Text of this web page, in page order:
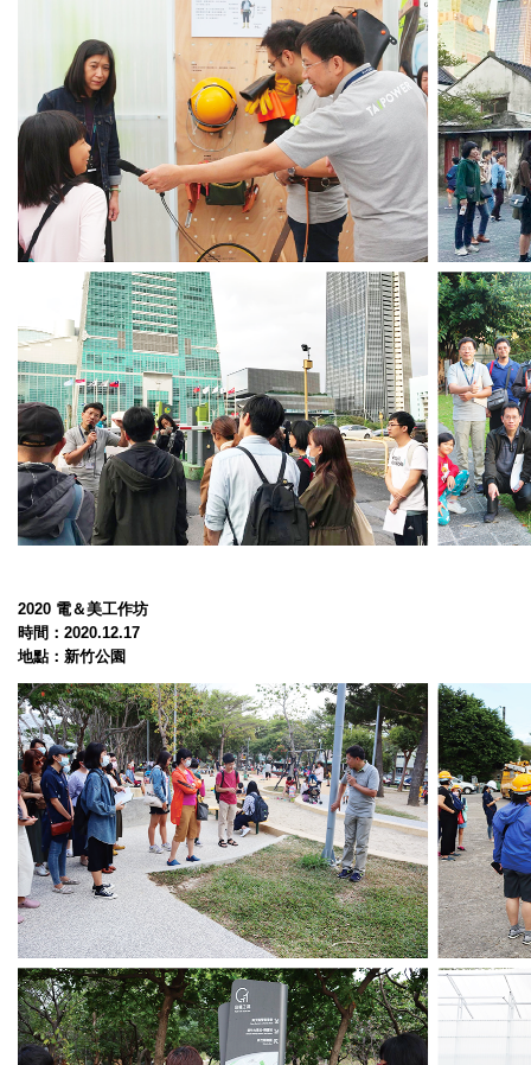
2020 電＆美工作坊
時間： 2020.12.17
地點：新竹公園